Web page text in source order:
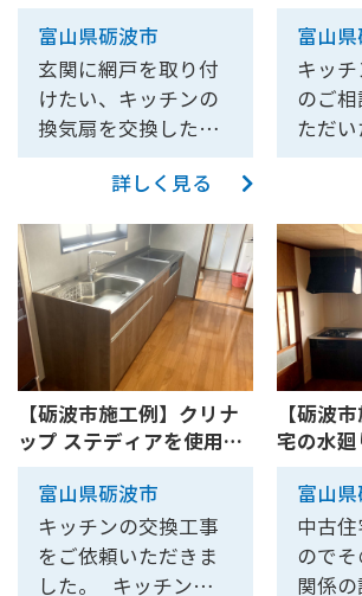
る必要
た。 2
で、
幹に関
客様
なタ
大工
お客
した。
部分
分は
伝い
まし
だき
した。 その窓枠の上
に吊戸棚が取り付い
ていたため、高すぎ
て使いづらく、吊戸
きていないとのこと
が窓で耐火壁が無い
キッチンを現況より
左側にずらして設置
すれば、コンロ前を
壁にする事は可能と
言えば可能でした。
しかし、家電や家具
の配置上（図面参
照）、コンロ位置を
現状から、あまり変
更したくないとの事
でしたので、耐火壁
ンスパ
た。
に優
も高い
スペ
でキ
を拡
すると
ング
み出し
た、
体に
の『M
を施
のつい
を取
レイ
びいただきました。
そこで、パネルに取
り付けるコンセント
やスイッチも統一感
を出すために黒色の
ものを使用しまし
た。全体の色調を揃
えることで、一体感
のあるスタイリッシ
ュな仕上がりを目指
しました。 お客様と
ご相談の上、キッチ
ンの工事にはメーカ
ー支給品のコーキン
グ材ではなく、より
目地が目立ちにくい
コーキング材を選定
しました。継ぎ目が
極力分からないよう
に施工し、美観を高
ため
ーのキ
トを
いう
業を行
気扇
置や
って
ブが
に来る
ました
ンダー
ー」
ップ
ブ」
わせ
性とデ
立させ
のキ
げまし
ップのラクエラをお
選びいただきまし
た。 扉カラーはナチ
ュラルな木目と優し
い色合いが特徴の
「ミストアッシュ」
ているので、家事負
担も洗浄に使う水の
量も減らすことがで
きますよ！ ラクエラ
は砺波店にて展示し
ておりますので実際
にご覧いただけま
す。 砺波店の詳細は
こちら！ 【和室改
装】 8畳の和室の床
をフローリングにリ
フォームし、壁も壁
紙を貼ってきれいに
ンにな
りビ
りま
ロが
とによ
くな
気扇
ンか
ンのレ
変わ
ッコ
こと
際の
り、
すく
クエラ
水店
ます
覧いた
したキッチンリフォー
ム、網戸取付など
【10216】
富山県砺波市
玄関に網戸を取り付
けたい、キッチンの
換気扇を交換したい
ということでツカサ
クにご相談いただき
ました。 お住まいの
玄関には網戸がな
く、夏場の虫が侵入
してしまうことや換
気ができないことで
お悩みでした。 玄関
の引き違い戸には網
戸用のレールが備わ
っていなかったた
め、後付けで専用の
レールを施工しまし
た。 式台が干渉する
部分は、レールがぶ
詳しく見る
変更に
ダイニ
【
富山
キッ
のご
ただ
現状
ッチ
問さ
際に
いて
した
の収納
トス
すいL
I型キ
たい
に、キ
にあ
ンジ
ン横に
【砺波市施工例】クリナ
ップ ステディアを使用し
たキッチンリフォームと
食器収納棚の設置
【10210】
富山県砺波市
キッチンの交換工事
をご依頼いただきま
した。 キッチンはク
【砺波
宅の水
キッチ
富山
中古
ので
関係